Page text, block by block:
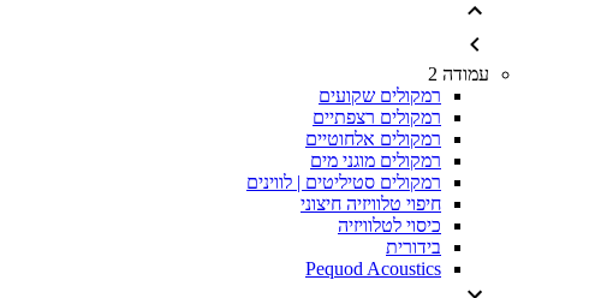
עמודה 2
רמקולים שקועים
רמקולים רצפתיים
רמקולים אלחוטיים
רמקולים מוגני מים
רמקולים סטיליטים | לווינים
חיפוי טלוויזיה חיצוני
כיסוי לטלוויזיה
בידורית
Pequod Acoustics